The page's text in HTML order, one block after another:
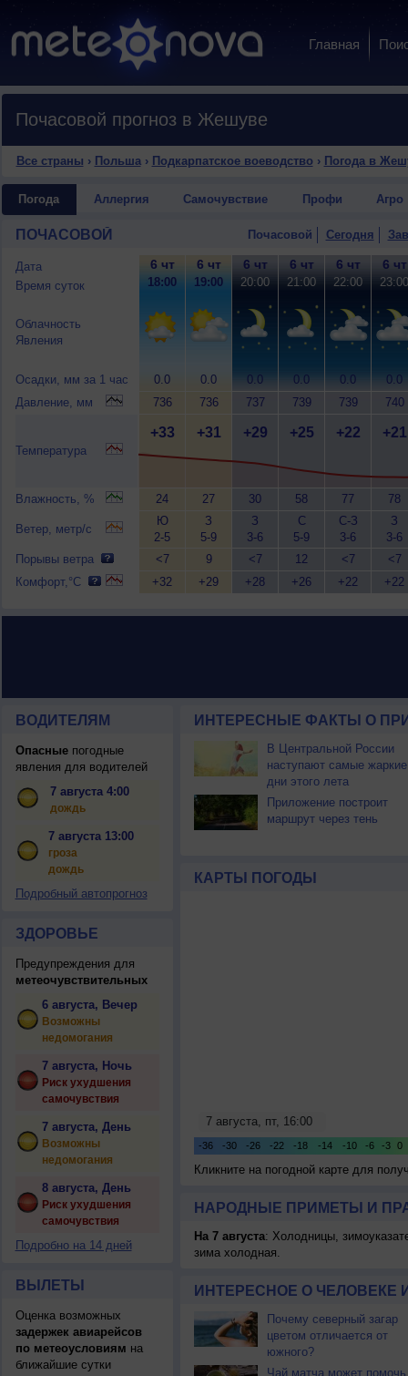
Главная
Почасовой прогноз в Жешуве
Все страны › Польша› Подкарпатское воеводство › Погода в
Погода Аллергия Самочувствие Профи Агро
ПОЧАСОВОЙ Почасовой Сегодня
Дата
Время суток
Облачность
Явления
Осадки, мм за 1 час
Давление, мм
Температура
Влажность, %
Ветер, метр/с
Порывы ветра
Комфорт,°C
6 чт
18:00
0.0
736
+33
24
Ю
2-5
<7
+32
6 чт
19:00
0.0
736
+31
27
З
5-9
9
+29
6 чт
20:00
0.0
737
+29
30
З
3-6
<7
+28
6 чт
21:00
0.0
739
+25
58
С
5-9
12
+26
6 чт
22:00
0.0
739
+22
77
С-З
3-6
<7
+22
6 чт
23:00
0.0
740
+21
78
З
3-6
<7
+22
ВОДИТЕЛЯМ
Опасныепогодные
явления для водителей
7 августа 4:00
дождь
7 августа 13:00
гроза
дождь
Подробный автопрогноз
ЗДОРОВЬЕ
Предупреждения для
метеочувствительных
6 августа, Вечер
Возможны
недомогания
7 августа, Ночь
Риск ухудшения
самочувствия
7 августа, День
Возможны
недомогания
8 августа, День
Риск ухудшения
самочувствия
Подробно на 14 дней
ВЫЛЕТЫ
Оценка возможных
задержек авиарейсов
по метеоусловиям на
ближайшие сутки
ИНТЕРЕСНЫЕ ФАКТЫ О
В Центральной России
наступают самые жаркие
дни этого лета
Приложение построит
маршрут через тень
КАРТЫ ПОГОДЫ
Кликните на погодной карте для
НАРОДНЫЕ ПРИМЕТЫ И
На 7 августа: Холодницы,
зима холодная.
ИНТЕРЕСНОЕ О ЧЕЛОВЕКЕ
Почему северный загар
цветом отличается от
южного?
Чай матча может помочь